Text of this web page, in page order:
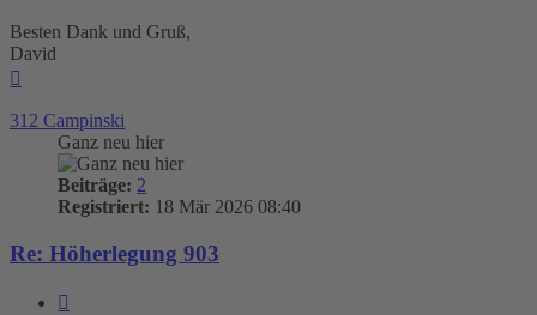
Besten Dank und Gruß,
David
312 Campinski
Ganz neu hier
Beiträge: 2
Registriert: 18 Mär 2026 08:40
Re: Höherlegung 903